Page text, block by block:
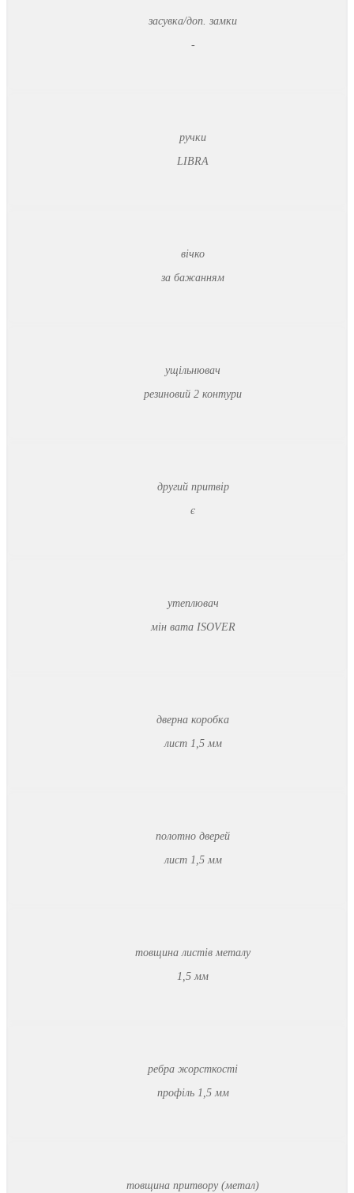
засувка/доп. замки
-
ручки
LIBRA
вічко
за бажанням
ущільнювач
резиновий 2 контури
другий притвір
є
утеплювач
мін вата ISOVER
дверна коробка
лист 1,5 мм
полотно дверей
лист 1,5 мм
товщина листів металу
1,5 мм
ребра жорсткості
профіль 1,5 мм
товщина притвору (метал)